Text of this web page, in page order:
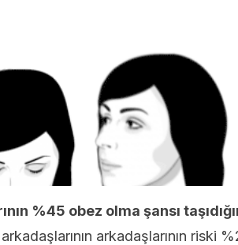
%45 obez olma şansı
arkadaşlarının arkadaşlarının riski